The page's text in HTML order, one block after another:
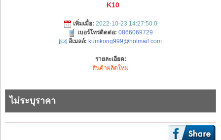
K10
เพิ่มเมื่อ: 2022-10-23 14:27:50.0
เบอร์โทรติดต่อ: 0866069729
อีเมลล์: kumkong999@hotmail.com
รายละเอียด:
สินค้าผลิตใหม่
ไม่ระบุราคา